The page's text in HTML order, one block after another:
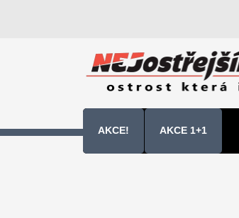
AKCE! AKCE 1+1